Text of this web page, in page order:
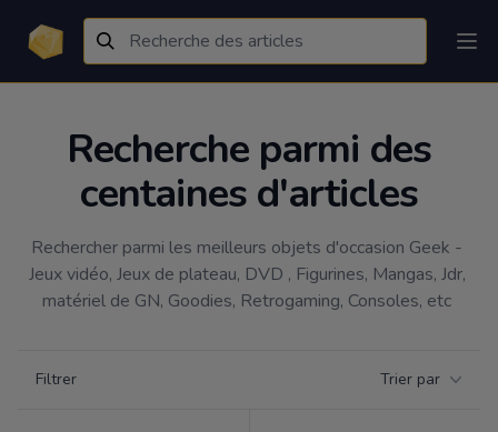
Recherche parmi des
centaines d'articles
Rechercher parmi les meilleurs objets d'occasion Geek -
Jeux vidéo, Jeux de plateau, DVD , Figurines, Mangas, Jdr,
matériel de GN, Goodies, Retrogaming, Consoles, etc
Filtrer Trier par